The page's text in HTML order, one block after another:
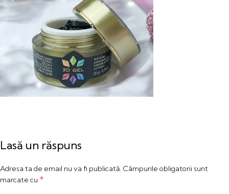
Lasă un răspuns
Adresa ta de email nu va fi publicată. Câmpurile obligatorii sunt
marcate cu *